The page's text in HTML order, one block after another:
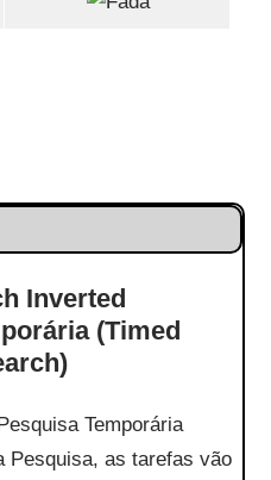
(Timed
Temporária
Pesquisa, as tarefas vão